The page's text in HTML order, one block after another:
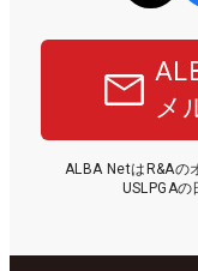
メ
ALBA NetはR&Aの
USLPGA